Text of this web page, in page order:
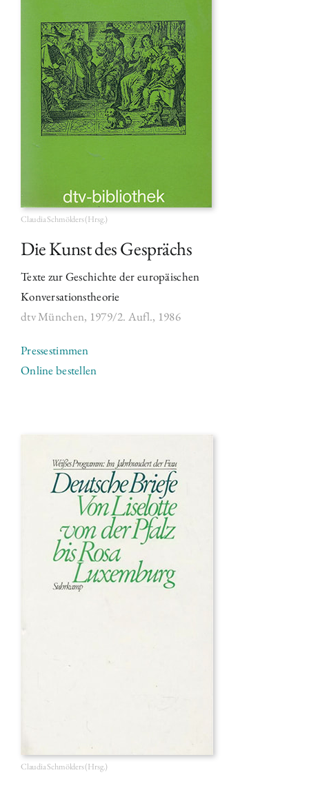
Claudia Schmölders (Hrsg.)
Die Kunst des Gesprächs
Texte zur Geschichte der europäischen
Konversationstheorie
dtv München, 1979/2. Aufl., 1986
Pressestimmen
Online bestellen
Claudia Schmölders (Hrsg.)